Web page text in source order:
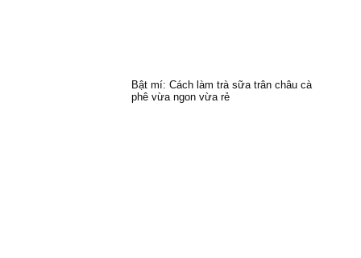
Bật mí: Cách làm trà sữa trân châu cà
phê vừa ngon vừa rẻ